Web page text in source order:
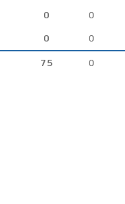
0 0
0 0
75 0